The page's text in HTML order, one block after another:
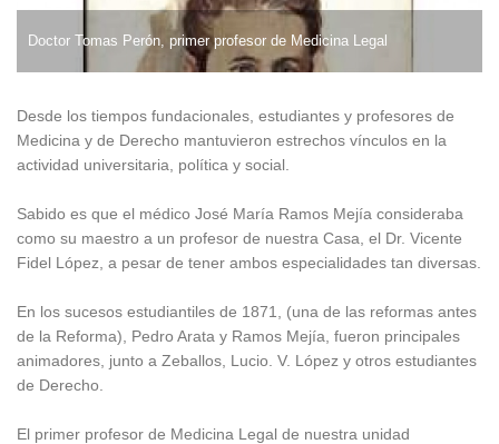
Doctor Tomas Perón, primer profesor de Medicina Legal
Desde los tiempos fundacionales, estudiantes y profesores de
Medicina y de Derecho mantuvieron estrechos vínculos en la
actividad universitaria, política y social.
Sabido es que el médico José María Ramos Mejía consideraba
como su maestro a un profesor de nuestra Casa, el Dr. Vicente
Fidel López, a pesar de tener ambos especialidades tan diversas.
En los sucesos estudiantiles de 1871, (una de las reformas antes
de la Reforma), Pedro Arata y Ramos Mejía, fueron principales
animadores, junto a Zeballos, Lucio. V. López y otros estudiantes
de Derecho.
El primer profesor de Medicina Legal de nuestra unidad